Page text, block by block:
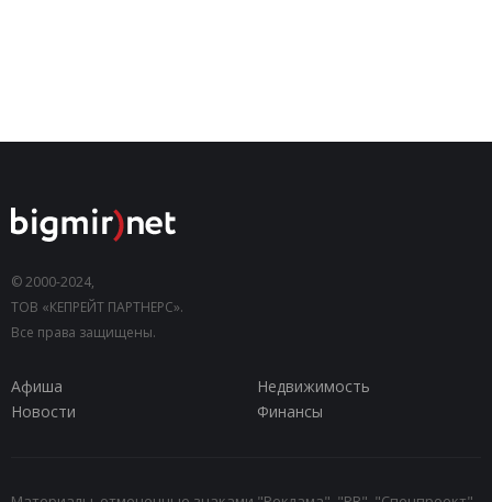
© 2000-2024,
ТОВ «КЕПРЕЙТ ПАРТНЕРС».
Все права защищены.
Афиша
Недвижимость
Новости
Финансы